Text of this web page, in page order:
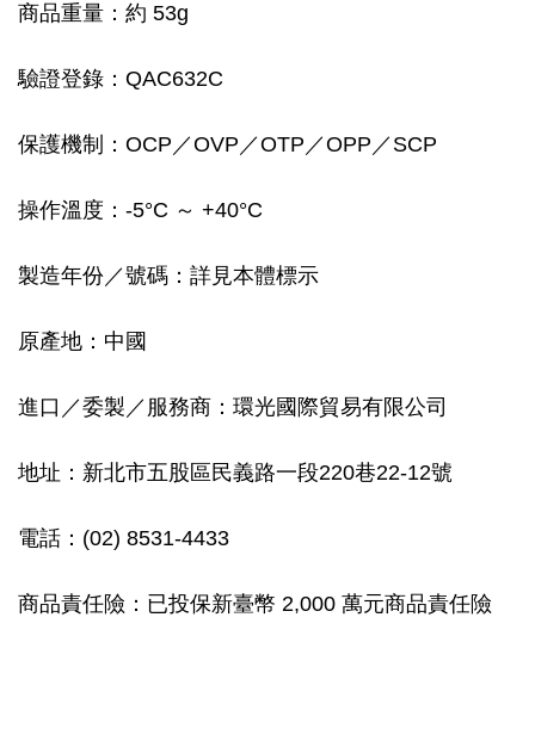
商品重量：約 53g
驗證登錄：QAC632C
保護機制：OCP／OVP／OTP／OPP／SCP
操作溫度：-5°C ～ +40°C
製造年份／號碼：詳見本體標示
原產地：中國
進口／委製／服務商：環光國際貿易有限公司
地址：新北市五股區民義路一段220巷22-12號
電話：(02) 8531-4433
商品責任險：已投保新臺幣 2,000 萬元商品責任險